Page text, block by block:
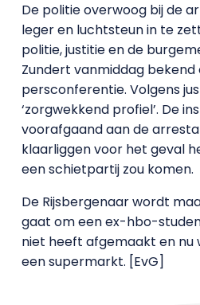
De politie overwoog bij de
leger en luchtsteun in te
politie, justitie en de
Zundert vanmiddag bekend
persconferentie. Volgens
‘zorgwekkend profiel’. De
voorafgaand aan de
klaarliggen voor het geval
een schietpartij zou komen.
De Rijsbergenaar wordt
gaat om een ex-hbo-
niet heeft afgemaakt en
een supermarkt. [EvG]